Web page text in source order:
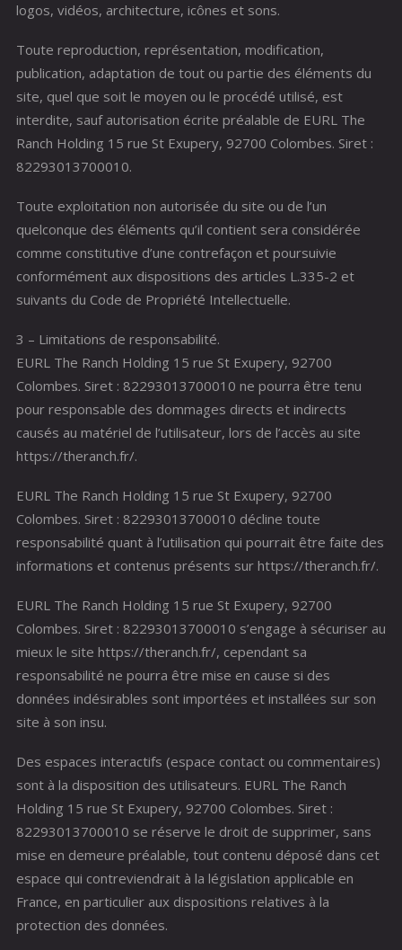
logos, vidéos, architecture, icônes et sons.
Toute reproduction, représentation, modification,
publication, adaptation de tout ou partie des éléments du
site, quel que soit le moyen ou le procédé utilisé, est
interdite, sauf autorisation écrite préalable de EURL The
Ranch Holding 15 rue St Exupery, 92700 Colombes. Siret :
82293013700010.
Toute exploitation non autorisée du site ou de l’un
quelconque des éléments qu’il contient sera considérée
comme constitutive d’une contrefaçon et poursuivie
conformément aux dispositions des articles L.335-2 et
suivants du Code de Propriété Intellectuelle.
3 – Limitations de responsabilité.
EURL The Ranch Holding 15 rue St Exupery, 92700
Colombes. Siret : 82293013700010 ne pourra être tenu
pour responsable des dommages directs et indirects
causés au matériel de l’utilisateur, lors de l’accès au site
https://theranch.fr/.
EURL The Ranch Holding 15 rue St Exupery, 92700
Colombes. Siret : 82293013700010 décline toute
responsabilité quant à l’utilisation qui pourrait être faite des
informations et contenus présents sur https://theranch.fr/.
EURL The Ranch Holding 15 rue St Exupery, 92700
Colombes. Siret : 82293013700010 s’engage à sécuriser au
mieux le site https://theranch.fr/, cependant sa
responsabilité ne pourra être mise en cause si des
données indésirables sont importées et installées sur son
site à son insu.
Des espaces interactifs (espace contact ou commentaires)
sont à la disposition des utilisateurs. EURL The Ranch
Holding 15 rue St Exupery, 92700 Colombes. Siret :
82293013700010 se réserve le droit de supprimer, sans
mise en demeure préalable, tout contenu déposé dans cet
espace qui contreviendrait à la législation applicable en
France, en particulier aux dispositions relatives à la
protection des données.